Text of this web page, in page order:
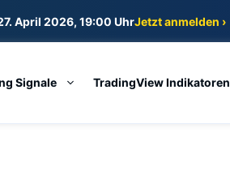
April 2026, 19:00 UhrJetzt anmelden ›
Signale TradingView Indikatoren